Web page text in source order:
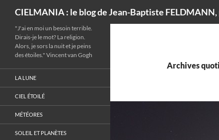
CIELMANIA : le blog de Jean-Baptiste
Archives
"J'ai en moi un besoin terrible.
Dirais-je le mot? La religion.
Alors, je sors la nuit et je peins
des étoiles." Vincent van Gogh
LA LUNE
CIEL ÉTOILÉ
MÉTÉORES
SOLEIL ET PLANÈTES